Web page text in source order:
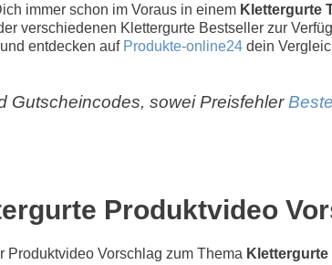
immer schon im Voraus in einem Klettergurte
verschiedenen Klettergurte Bestseller zur
entdecken auf Produkte-online24 dein
Gutscheincodes, sowei Preisfehler
Produktvideo
Produktvideo Vorschlag zum Thema Klettergurte